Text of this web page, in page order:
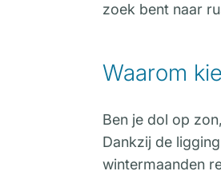
zoek bent naar
Waarom
Ben je dol op
Dankzij de
wintermaanden